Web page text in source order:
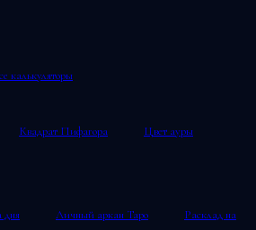
калькуляторы
Квадрат Пифагора
Цвет ауры
дня Личный аркан Таро
Расклад на